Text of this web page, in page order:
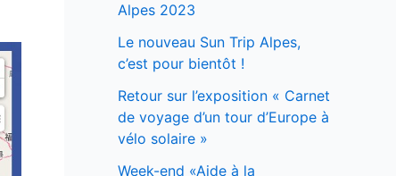
Alpes 2023
Le nouveau Sun Trip Alpes,
c’est pour bientôt !
Retour sur l’exposition « Carnet
de voyage d’un tour d’Europe à
vélo solaire »
Week-end «Aide à la